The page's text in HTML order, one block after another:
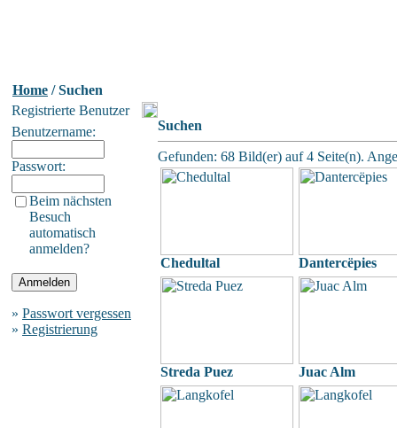
Home / Suchen
Registrierte Benutzer
Benutzername:
Passwort:
Beim nächsten
Besuch
automatisch
anmelden?
» Passwort vergessen
» Registrierung
Suchen
Gefunden: 68 Bild(er) auf 4 Seite(n).
Chedultal Dantercëpies
Streda Puez Juac Alm